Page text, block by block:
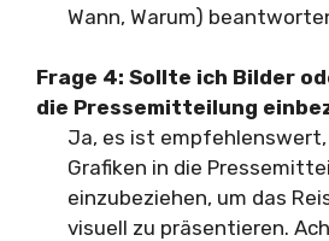
Wann, Warum)
Frage 4: Sollte ich Bilder
die Pressemitteilung
Ja, es ist empfehlenswert,
Grafiken in die
einzubeziehen, um das
visuell zu präsentieren.